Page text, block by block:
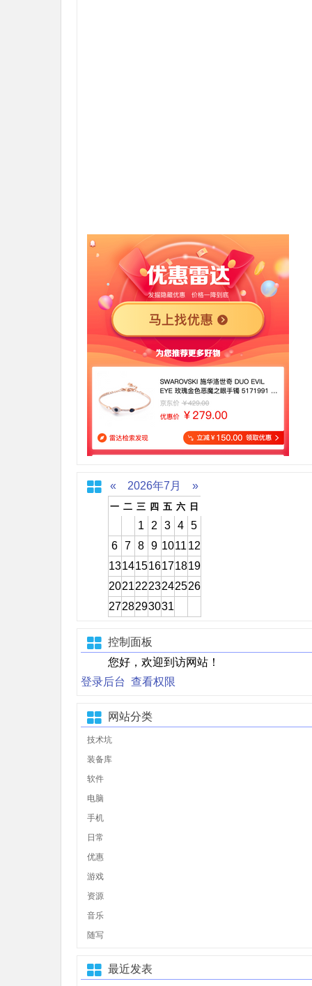
« 2026年7月 »
一 二 三 四 五 六 日
1 2 3 4
5
6
7 8 9 1011 12
13141516171819
20212223242526
2728293031
控制面板
您好，欢迎到访网站！
登录后台 查看权限
网站分类
技术坑
装备库
软件
电脑
手机
日常
优惠
游戏
资源
音乐
随写
最近发表